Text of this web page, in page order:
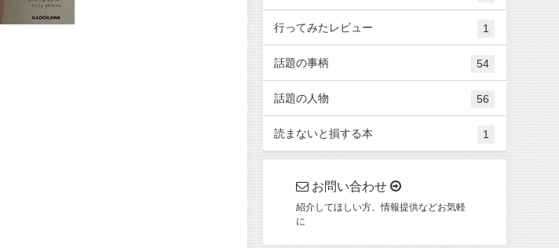
行ってみたレビュー 1
話題の事柄 54
話題の人物 56
読まないと損する本 1
お問い合わせ
紹介してほしい方、情報提供などお気軽
に